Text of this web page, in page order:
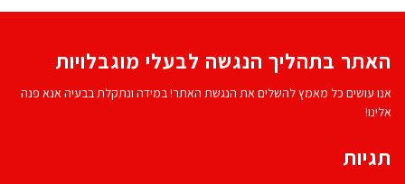
האתר בתהליך הנגשה לבעלי מוגבלויות
אנו עושים כל מאמץ להשלים את הנגשת האתר! במידה ונתקלת בבעיה אנא פנה
אלינו!
תגיות